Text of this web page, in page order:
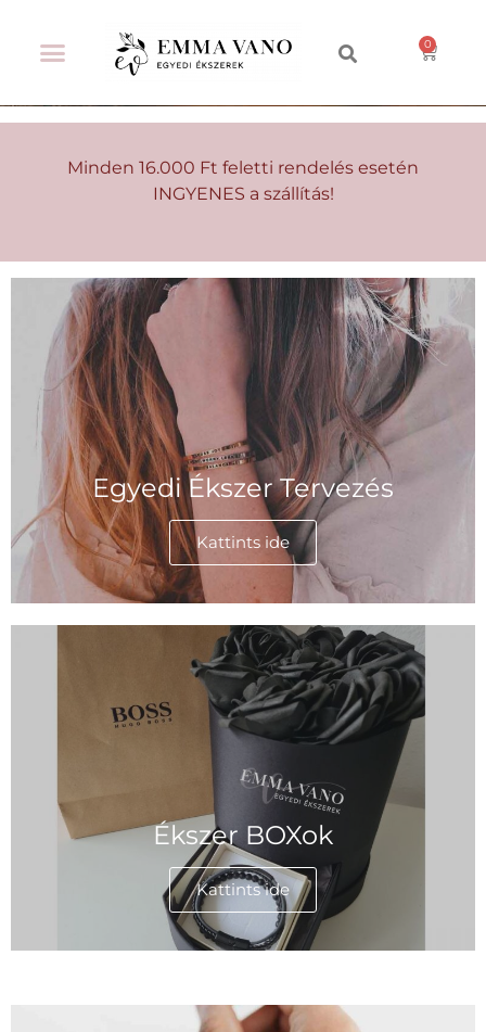
Minden 16.000 Ft feletti rendelés esetén
INGYENES a szállítás!
Egyedi Ékszer Tervezés
Kattints ide
Ékszer BOXok
Kattints ide